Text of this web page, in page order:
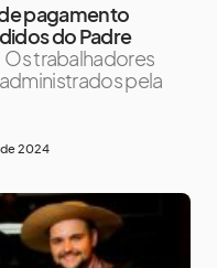
pagamento
do Padre
Os trabalhadores
pela
2024